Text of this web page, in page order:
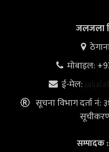
जलजला
मोबाइल:
ई-मेल:
सूचना विभाग दर्ता
सम्पादक :